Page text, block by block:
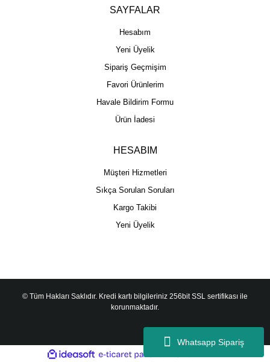
Whatsapp Sipariş
SAYFALAR
Hesabım
Yeni Üyelik
Sipariş Geçmişim
Favori Ürünlerim
Havale Bildirim Formu
Ürün İadesi
HESABIM
Müşteri Hizmetleri
Sıkça Sorulan Soruları
Kargo Takibi
Yeni Üyelik
© Tüm Hakları Saklıdır. Kredi kartı bilgileriniz 256bit SSL sertifikası ile
korunmaktadır.
ideasoft